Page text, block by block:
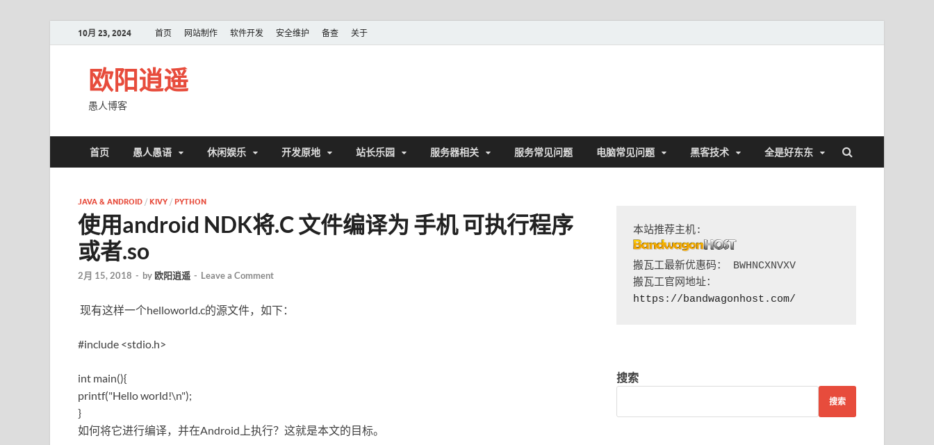
10月 23, 2024 首页 网站制作 软件开发 安全维护 备查 关于
欧阳逍遥
愚人博客
首页 愚人愚语 休闲娱乐 开发原地 站长乐园 服务器相关 服务常见问题 电脑常见问题 黑客技术 全是好东东
JAVA & ANDROID / KIVY / PYTHON
使用android NDK将.C 文件编译为 手机 可执行程序
或者.so
2月 15, 2018 - by 欧阳逍遥 - Leave a Comment
现有这样一个helloworld.c的源文件，如下：
#include <stdio.h>
int main(){
printf("Hello world!\n");
}
如何将它进行编译，并在Android上执行？这就是本文的目标。
搬瓦工最新优惠码： BWHNCXNVXV
搬瓦工官网地址：
https://bandwagonhost.com/
搜索
搜索